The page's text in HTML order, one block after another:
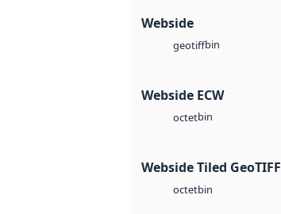
Webside
geotiffbin
Webside ECW
octetbin
Webside Tiled GeoTIFF
octetbin